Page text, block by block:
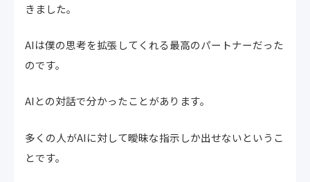
きました。
AIは僕の思考を拡張してくれる最高のパートナーだった
のです。
AIとの対話で分かったことがあります。
多くの人がAIに対して曖昧な指示しか出せないというこ
とです。